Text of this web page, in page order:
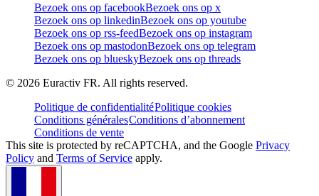
Bezoek ons op facebookBezoek ons op x
Bezoek ons op linkedinBezoek ons op youtube
Bezoek ons op rss-feedBezoek ons op instagram
Bezoek ons op mastodonBezoek ons op telegram
Bezoek ons op blueskyBezoek ons op threads
© 2026 Euractiv FR. All rights reserved.
Politique de confidentialitéPolitique cookies
Conditions généralesConditions d’abonnement
Conditions de vente
This site is protected by reCAPTCHA, and the Google Privacy
Policy and Terms of Service apply.